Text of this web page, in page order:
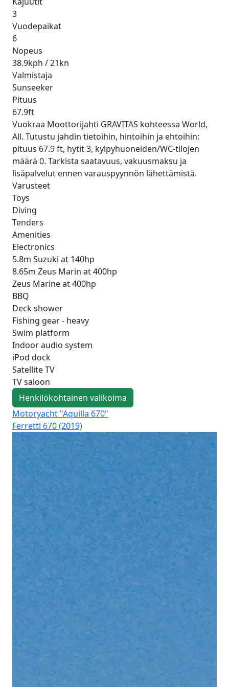
3
Vuodepaikat
6
Nopeus
38.9kph / 21kn
Valmistaja
Sunseeker
Pituus
67.9ft
Vuokraa Moottorijahti GRAVITAS kohteessa World,
All. Tutustu jahdin tietoihin, hintoihin ja ehtoihin:
pituus 67.9 ft, hytit 3, kylpyhuoneiden/WC-tilojen
määrä 0. Tarkista saatavuus, vakuusmaksu ja
lisäpalvelut ennen varauspyynnön lähettämistä.
Varusteet
Toys
Diving
Tenders
Amenities
Electronics
5.8m Suzuki at 140hp
8.65m Zeus Marin at 400hp
Zeus Marine at 400hp
BBQ
Deck shower
Fishing gear - heavy
Swim platform
Indoor audio system
iPod dock
Satellite TV
TV saloon
Henkilökohtainen valikoima
Motoryacht "Aquilla 670"
Ferretti 670 (2019)